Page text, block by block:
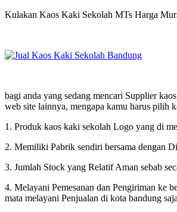
Kulakan Kaos Kaki Sekolah MTs Harga
bagi anda yang sedang mencari Supplier
web site lainnya, mengapa kamu harus pilih
1. Produk kaos kaki sekolah Logo yang di
2. Memiliki Pabrik sendiri bersama dengan
3. Jumlah Stock yang Relatif Aman sebab
4. Melayani Pemesanan dan Pengiriman ke
mata melayani Penjualan di kota bandung